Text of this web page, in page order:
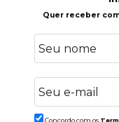
Quer receber
Concordo com os